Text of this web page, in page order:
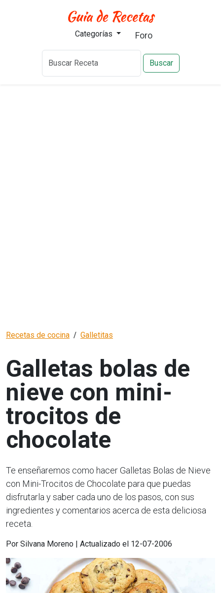
Categorías Foro
Buscar
Recetas de cocina Galletitas
Galletas bolas de
nieve con mini-
trocitos de
chocolate
Te enseñaremos como hacer Galletas Bolas de Nieve
con Mini-Trocitos de Chocolate para que puedas
disfrutarla y saber cada uno de los pasos, con sus
ingredientes y comentarios acerca de esta deliciosa
receta.
Por Silvana Moreno | Actualizado el 12-07-2006